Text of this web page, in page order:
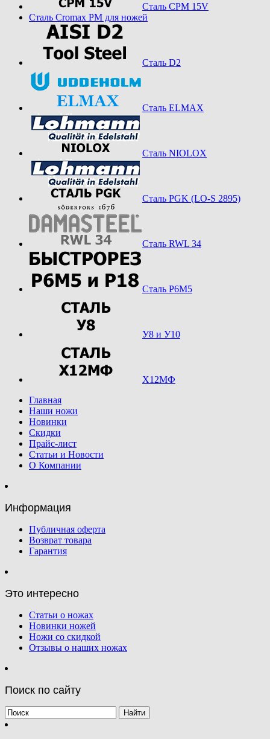
Сталь CPM 15V
Сталь Cromax PM для ножей
Сталь D2
Сталь ELMAX
Сталь NIOLOX
Сталь PGK (LO-S 2895)
Сталь RWL 34
Сталь Р6М5
У8 и У10
Х12МФ
Главная
Наши ножи
Новинки
Скидки
Прайс-лист
Статьи и Новости
О Компании
Информация
Публичная оферта
Возврат товара
Гарантия
Это интересно
Статьи о ножах
Новинки ножей
Ножи со скидкой
Отзывы о наших ножах
Поиск по сайту